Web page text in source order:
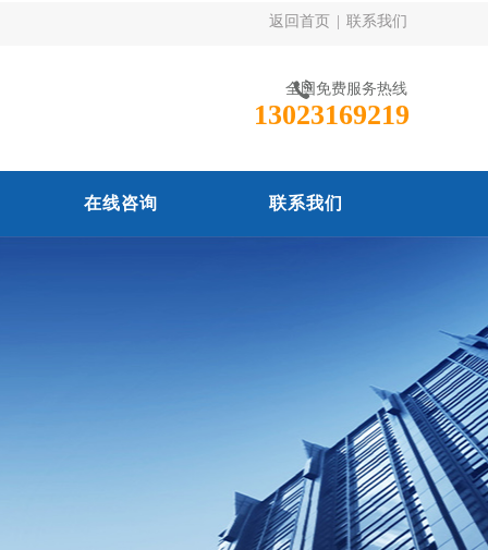
返回首页 联系我们
全国免费服务热线
13023169219
在线咨询 联系我们